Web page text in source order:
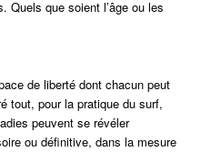
Quels que soient l’âge ou les
de liberté dont chacun peut
tout, pour la pratique du surf,
peuvent se révéler
ou définitive, dans la mesure